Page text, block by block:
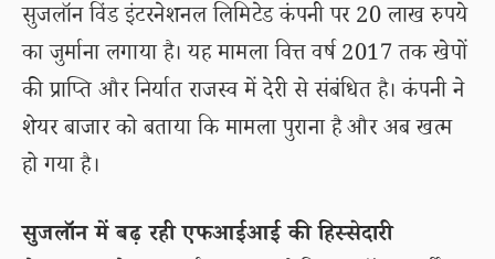
सुजलॉन विंड इंटरनेशनल लिमिटेड कंपनी पर 20 लाख रुपये
का जुर्माना लगाया है। यह मामला वित्त वर्ष 2017 तक खेपों
की प्राप्ति और निर्यात राजस्व में देरी से संबंधित है। कंपनी ने
शेयर बाजार को बताया कि मामला पुराना है और अब खत्म
हो गया है।
सुजलॉन में बढ़ रही एफआईआई की हिस्सेदारी